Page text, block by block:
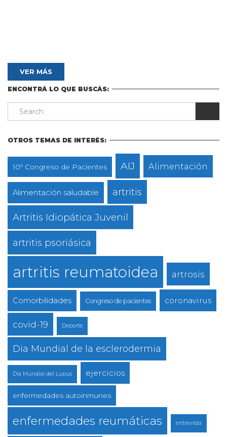
VER MÁS
ENCONTRÁ LO QUE BUSCÁS:
OTROS TEMAS DE INTERÉS:
10º Congreso de Pacientes AIJ Alimentación
Alimentación saludable artritis
Artritis Idiopática Juvenil
artritis psoriásica
artritis reumatoidea artrosis
Comorbilidades Congreso de pacientes coronavirus
covid-19 Deporte
Dia Mundial de la esclerodermia
Día Mundial del Lupus ejercicios
enfermedades autoinmunes
enfermedades reumáticas entrevista